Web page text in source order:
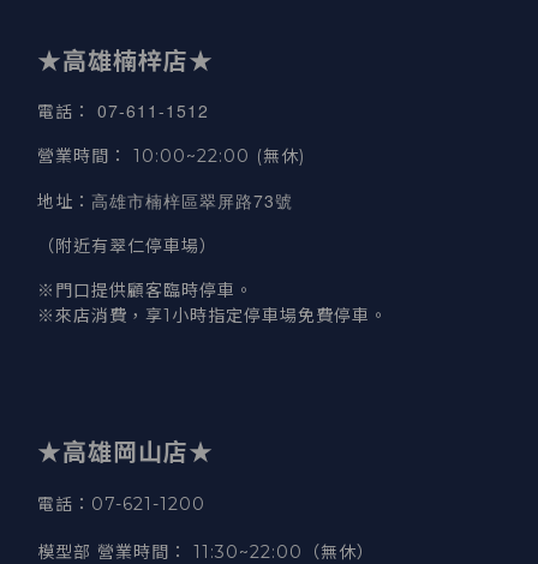
★高雄楠梓店★
電話 ： 07-611-1512
營業時間 ： 10:00~22:00 (無休)
地址 ： 高雄市楠梓區翠屏路73號
（附近有翠仁停車場）
※門口提供顧客臨時停車。
※來店消費，享1小時指定停車場免費停車。
★高雄岡山店★
電話：07-621-1200
模型部 營業時間 ： 11:30~22:00（無休）